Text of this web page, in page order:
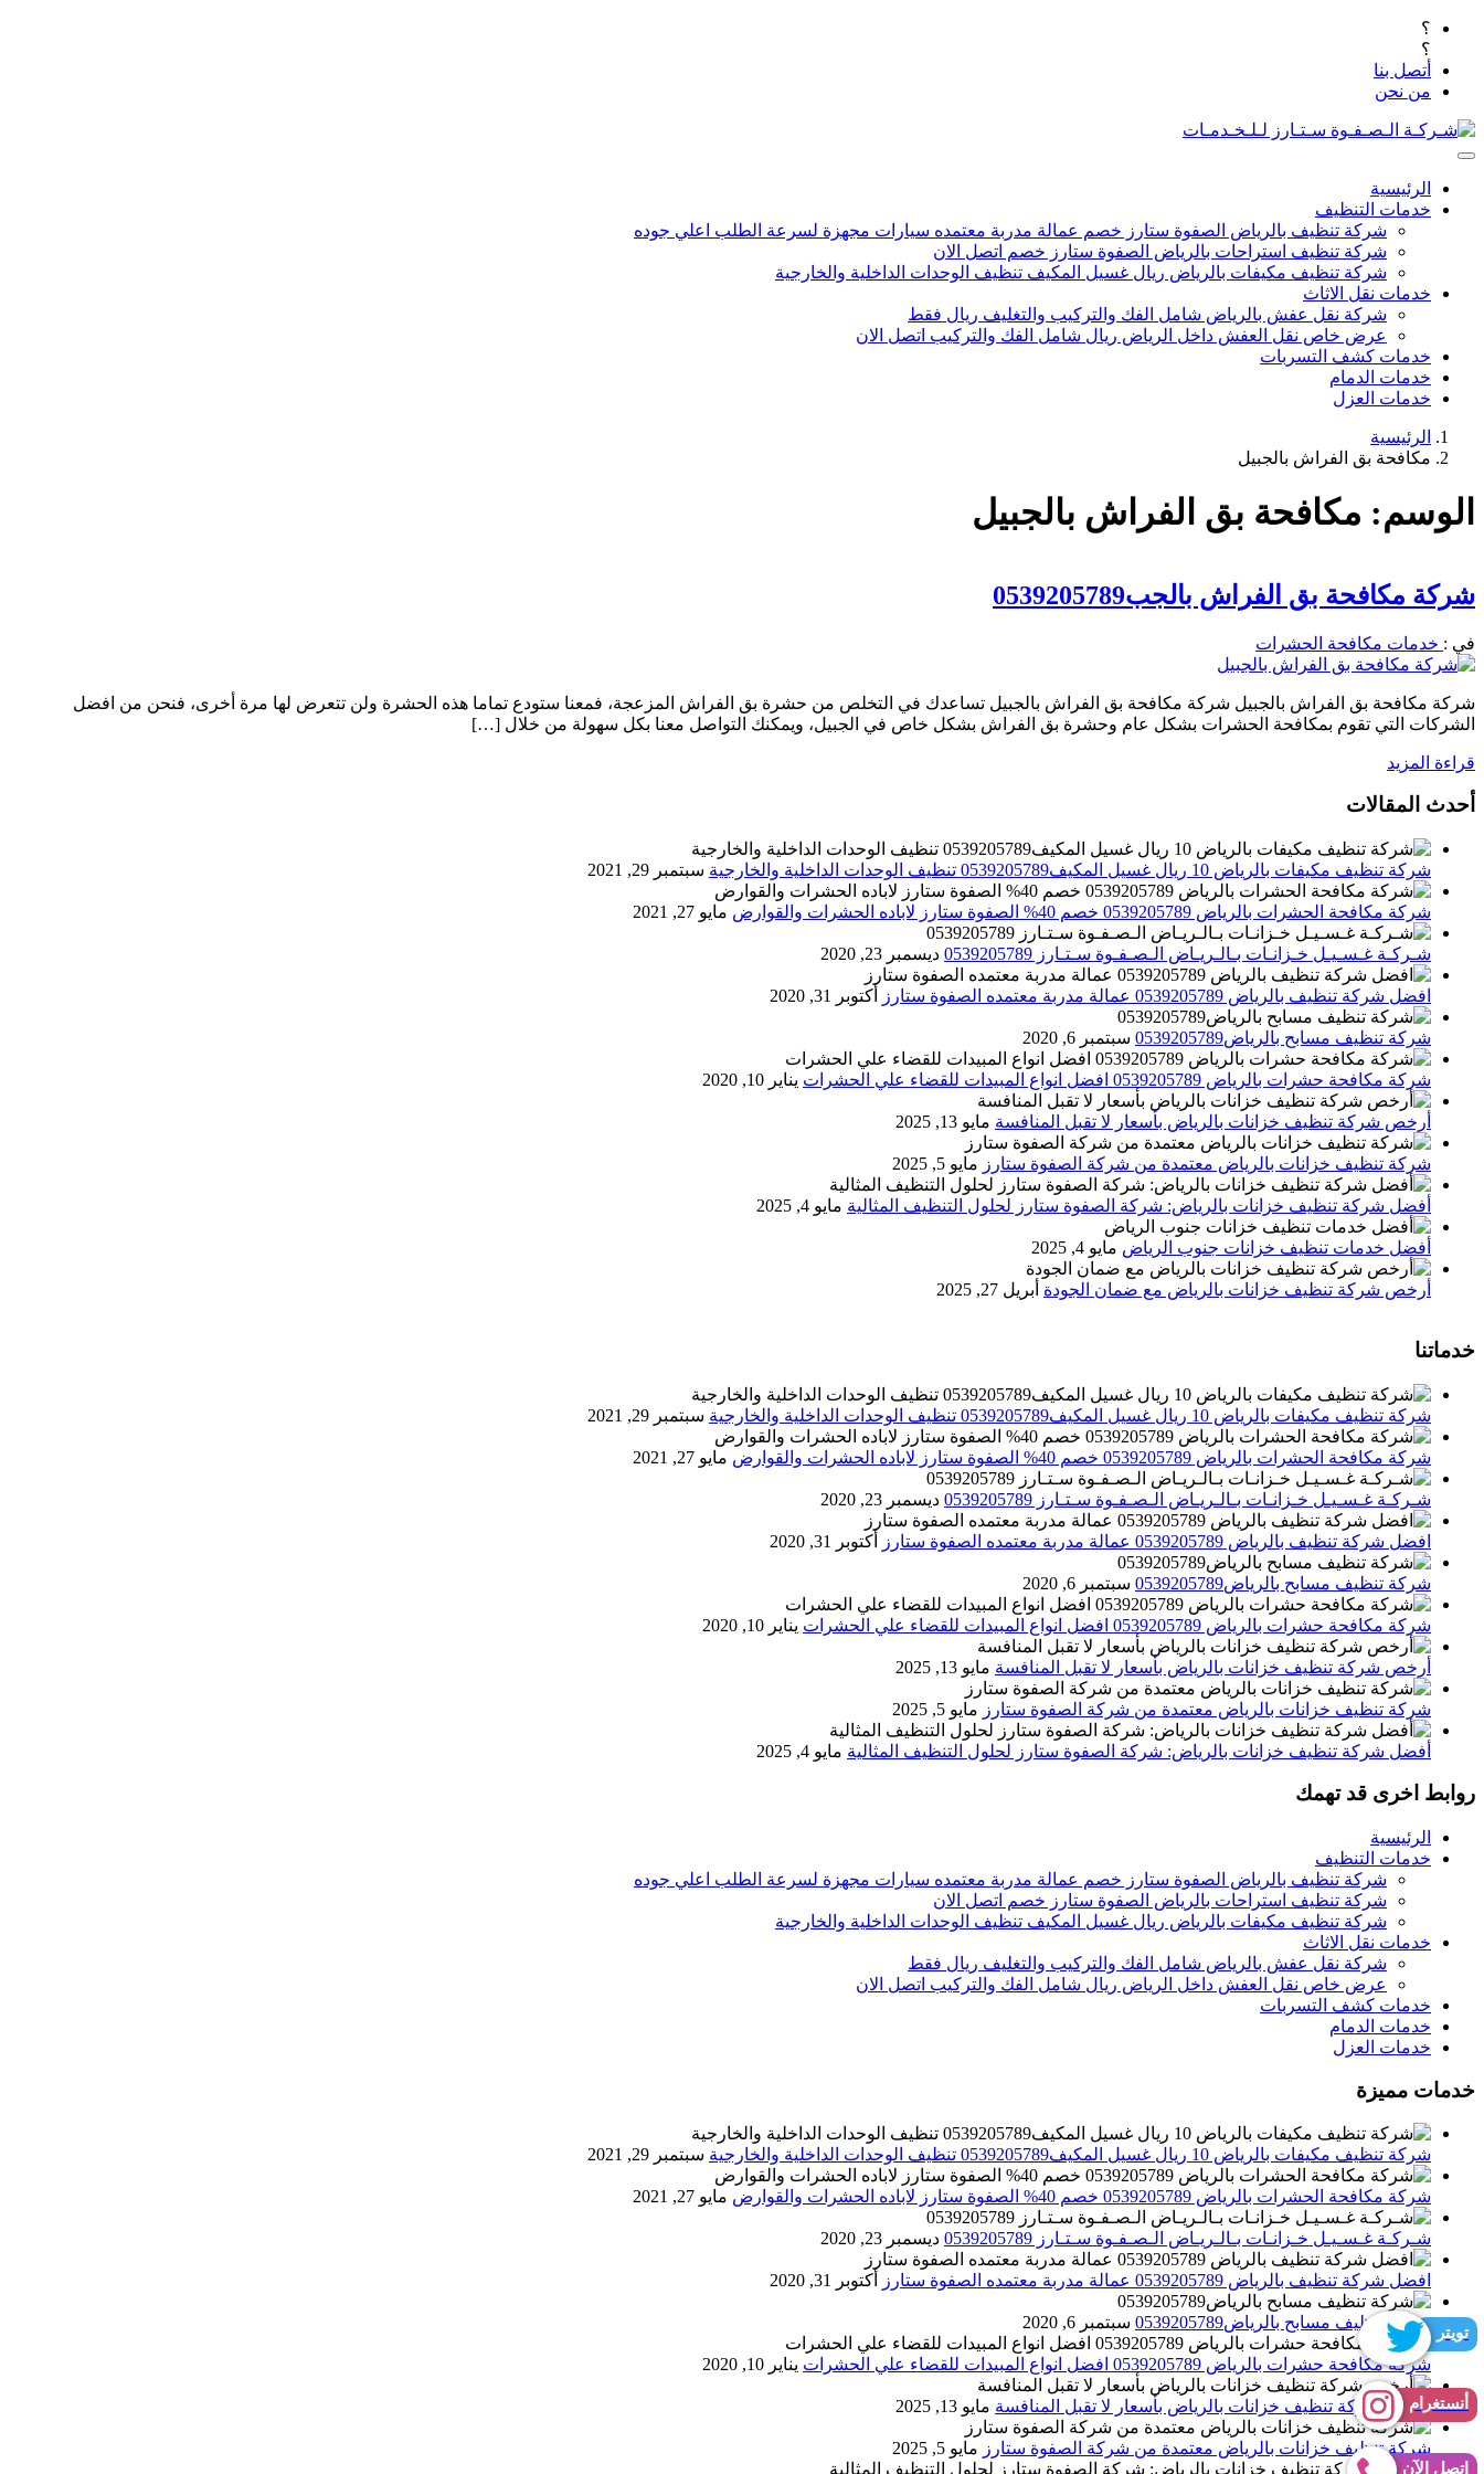
؟
؟
أتصل بنا
من نحن
الرئيسية
خدمات التنظيف
شركة تنظيف بالرياض الصفوة ستارز خصم عمالة مدربة معتمده سيارات مجهزة لسرعة الطلب اعلي جوده
شركة تنظيف استراحات بالرياض الصفوة ستارز خصم اتصل الان
شركة تنظيف مكيفات بالرياض ريال غسيل المكيف تنظيف الوحدات الداخلية والخارجية
خدمات نقل الاثاث
شركة نقل عفش بالرياض شامل الفك والتركيب والتغليف ريال فقط
عرض خاص نقل العفش داخل الرياض ريال شامل الفك والتركيب اتصل الان
خدمات كشف التسربات
خدمات الدمام
خدمات العزل
الرئيسية
مكافحة بق الفراش بالجبيل
الوسم: مكافحة بق الفراش بالجبيل
شركة مكافحة بق الفراش بالجب0539205789
في : خدمات مكافحة الحشرات
شركة مكافحة بق الفراش بالجبيل شركة مكافحة بق الفراش بالجبيل تساعدك في التخلص من حشرة بق الفراش المزعجة، فمعنا ستودع تماما هذه الحشرة ولن تتعرض لها مرة أخرى، فنحن من افضل
الشركات التي تقوم بمكافحة الحشرات بشكل عام وحشرة بق الفراش بشكل خاص في الجبيل، ويمكنك التواصل معنا بكل سهولة من خلال […]
قراءة المزيد
أحدث المقالات
شركة تنظيف مكيفات بالرياض 10 ريال غسيل المكيف0539205789 تنظيف الوحدات الداخلية والخارجية سبتمبر 29, 2021
شركة مكافحة الحشرات بالرياض 0539205789 خصم 40% الصفوة ستارز لاباده الحشرات والقوارض مايو 27, 2021
شـركـة غـسـيـل خـزانـات بـالـريـاض الـصـفـوة سـتـارز 0539205789 ديسمبر 23, 2020
افضل شركة تنظيف بالرياض 0539205789 عمالة مدربة معتمده الصفوة ستارز أكتوبر 31, 2020
شركة تنظيف مسابح بالرياض0539205789 سبتمبر 6, 2020
شركة مكافحة حشرات بالرياض 0539205789 افضل انواع المبيدات للقضاء علي الحشرات يناير 10, 2020
أرخص شركة تنظيف خزانات بالرياض بأسعار لا تقبل المنافسة مايو 13, 2025
شركة تنظيف خزانات بالرياض معتمدة من شركة الصفوة ستارز مايو 5, 2025
أفضل شركة تنظيف خزانات بالرياض: شركة الصفوة ستارز لحلول التنظيف المثالية مايو 4, 2025
أفضل خدمات تنظيف خزانات جنوب الرياض مايو 4, 2025
أرخص شركة تنظيف خزانات بالرياض مع ضمان الجودة أبريل 27, 2025
خدماتنا
شركة تنظيف مكيفات بالرياض 10 ريال غسيل المكيف0539205789 تنظيف الوحدات الداخلية والخارجية سبتمبر 29, 2021
شركة مكافحة الحشرات بالرياض 0539205789 خصم 40% الصفوة ستارز لاباده الحشرات والقوارض مايو 27, 2021
شـركـة غـسـيـل خـزانـات بـالـريـاض الـصـفـوة سـتـارز 0539205789 ديسمبر 23, 2020
افضل شركة تنظيف بالرياض 0539205789 عمالة مدربة معتمده الصفوة ستارز أكتوبر 31, 2020
شركة تنظيف مسابح بالرياض0539205789 سبتمبر 6, 2020
شركة مكافحة حشرات بالرياض 0539205789 افضل انواع المبيدات للقضاء علي الحشرات يناير 10, 2020
أرخص شركة تنظيف خزانات بالرياض بأسعار لا تقبل المنافسة مايو 13, 2025
شركة تنظيف خزانات بالرياض معتمدة من شركة الصفوة ستارز مايو 5, 2025
أفضل شركة تنظيف خزانات بالرياض: شركة الصفوة ستارز لحلول التنظيف المثالية مايو 4, 2025
روابط اخرى قد تهمك
الرئيسية
خدمات التنظيف
شركة تنظيف بالرياض الصفوة ستارز خصم عمالة مدربة معتمده سيارات مجهزة لسرعة الطلب اعلي جوده
شركة تنظيف استراحات بالرياض الصفوة ستارز خصم اتصل الان
شركة تنظيف مكيفات بالرياض ريال غسيل المكيف تنظيف الوحدات الداخلية والخارجية
خدمات نقل الاثاث
شركة نقل عفش بالرياض شامل الفك والتركيب والتغليف ريال فقط
عرض خاص نقل العفش داخل الرياض ريال شامل الفك والتركيب اتصل الان
خدمات كشف التسربات
خدمات الدمام
خدمات العزل
خدمات مميزة
شركة تنظيف مكيفات بالرياض 10 ريال غسيل المكيف0539205789 تنظيف الوحدات الداخلية والخارجية سبتمبر 29, 2021
شركة مكافحة الحشرات بالرياض 0539205789 خصم 40% الصفوة ستارز لاباده الحشرات والقوارض مايو 27, 2021
شـركـة غـسـيـل خـزانـات بـالـريـاض الـصـفـوة سـتـارز 0539205789 ديسمبر 23, 2020
افضل شركة تنظيف بالرياض 0539205789 عمالة مدربة معتمده الصفوة ستارز أكتوبر 31, 2020
شركة تنظيف مسابح بالرياض0539205789 سبتمبر 6, 2020
شركة مكافحة حشرات بالرياض 0539205789 افضل انواع المبيدات للقضاء علي الحشرات يناير 10, 2020
أرخص شركة تنظيف خزانات بالرياض بأسعار لا تقبل المنافسة مايو 13, 2025
شركة تنظيف خزانات بالرياض معتمدة من شركة الصفوة ستارز مايو 5, 2025
إتصل الآن
أنستغرام
تويتر